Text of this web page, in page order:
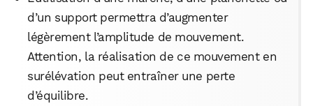
d’un support permettra d’augmenter
légèrement l’amplitude de mouvement.
Attention, la réalisation de ce mouvement en
surélévation peut entraîner une perte
d’équilibre.